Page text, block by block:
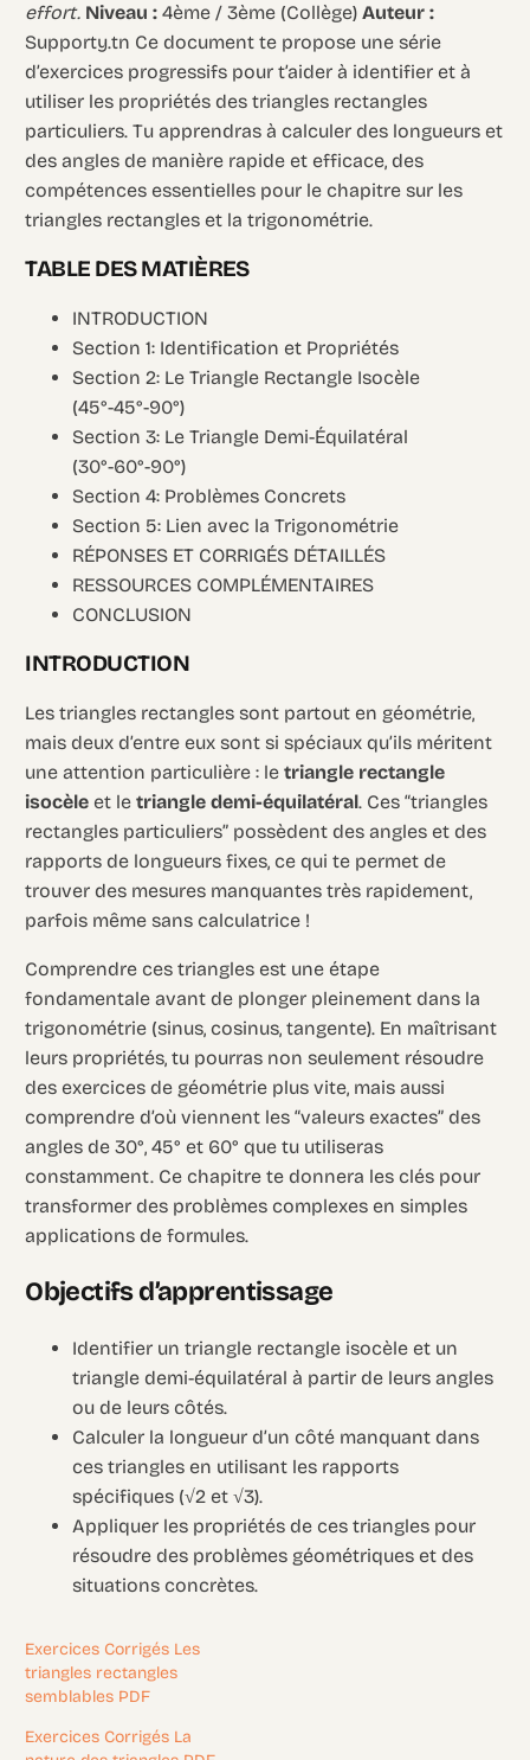
effort. Niveau : 4ème / 3ème (Collège)Auteur :
Supporty.tn Ce document te propose une série
d’exercices progressifs pour t’aider à identifier et à
utiliser les propriétés des triangles rectangles
particuliers. Tu apprendras à calculer des longueurs et
des angles de manière rapide et efficace, des
compétences essentielles pour le chapitre sur les
triangles rectangles et la trigonométrie.
TABLE DES MATIÈRES
INTRODUCTION
Section 1: Identification et Propriétés
Section 2: Le Triangle Rectangle Isocèle
(45°-45°-90°)
Section 3: Le Triangle Demi-Équilatéral
(30°-60°-90°)
Section 4: Problèmes Concrets
Section 5: Lien avec la Trigonométrie
RÉPONSES ET CORRIGÉS DÉTAILLÉS
RESSOURCES COMPLÉMENTAIRES
CONCLUSION
INTRODUCTION
Les triangles rectangles sont partout en géométrie,
mais deux d’entre eux sont si spéciaux qu’ils méritent
une attention particulière : letriangle rectangle
isocèle et letriangle demi-équilatéral. Ces “triangles
rectangles particuliers” possèdent des angles et des
rapports de longueurs fixes, ce qui te permet de
trouver des mesures manquantes très rapidement,
parfois même sans calculatrice !
Comprendre ces triangles est une étape
fondamentale avant de plonger pleinement dans la
trigonométrie (sinus, cosinus, tangente). En maîtrisant
leurs propriétés, tu pourras non seulement résoudre
des exercices de géométrie plus vite, mais aussi
comprendre d’où viennent les “valeurs exactes” des
angles de 30°, 45° et 60° que tu utiliseras
constamment. Ce chapitre te donnera les clés pour
transformer des problèmes complexes en simples
applications de formules.
Objectifs d’apprentissage
Identifier un triangle rectangle isocèle et un
triangle demi-équilatéral à partir de leurs angles
ou de leurs côtés.
Calculer la longueur d’un côté manquant dans
ces triangles en utilisant les rapports
spécifiques (√2 et √3).
Appliquer les propriétés de ces triangles pour
résoudre des problèmes géométriques et des
situations concrètes.
Exercices Corrigés Les
triangles rectangles
semblables PDF
Exercices Corrigés La